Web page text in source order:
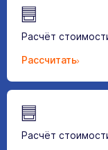
Расчёт
Рассчитать
Расчёт